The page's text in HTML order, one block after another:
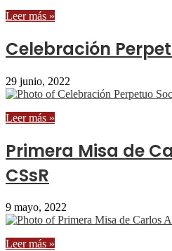
Leer más »
Celebración
29 junio, 2022
Leer más »
Primera Misa de
CSsR
9 mayo, 2022
Leer más »